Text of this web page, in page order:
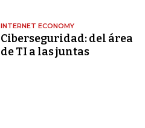
INTERNET ECONOMY
Ciberseguridad: del área
de TI a las juntas